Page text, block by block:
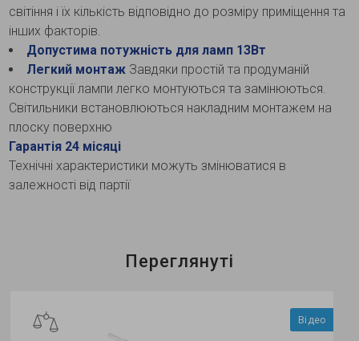
світіння і їх кількість відповідно до розміру приміщення та
інших факторів.
Допустима потужність для ламп 13Вт
Легкий монтаж Завдяки простій та продуманій
конструкції лампи легко монтуються та замінюються.
Світильники встановлюються накладним монтажем на
плоску поверхню
Гарантія 24 місяці
Технічні характеристики можуть змінюватися в
залежності від партії
Переглянуті
Відео